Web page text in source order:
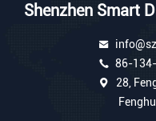
Shenzhen Smart
86-
28,